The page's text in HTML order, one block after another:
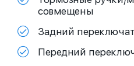
совмещены
Задний
Передний